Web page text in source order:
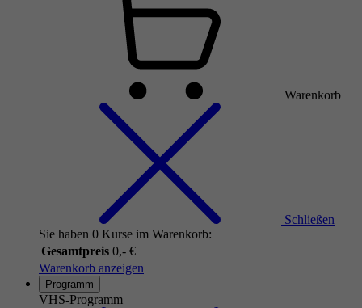
Warenkorb
Schließen
Sie haben 0 Kurse im Warenkorb:
Gesamtpreis 0,- €
Warenkorb anzeigen
Programm
VHS-Programm